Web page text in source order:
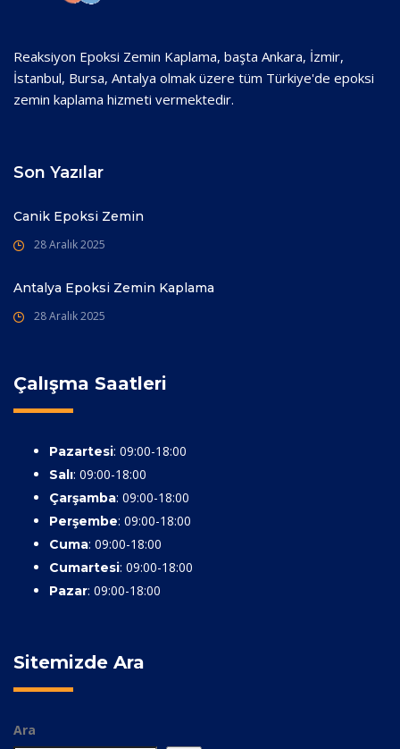
Reaksiyon Epoksi Zemin Kaplama, başta Ankara, İzmir,
İstanbul, Bursa, Antalya olmak üzere tüm Türkiye'de epoksi
zemin kaplama hizmeti vermektedir.
Son Yazılar
Canik Epoksi Zemin
28 Aralık 2025
Antalya Epoksi Zemin Kaplama
28 Aralık 2025
Çalışma Saatleri
Pazartesi: 09:00-18:00
Salı: 09:00-18:00
Çarşamba: 09:00-18:00
Perşembe: 09:00-18:00
Cuma: 09:00-18:00
Cumartesi: 09:00-18:00
Pazar: 09:00-18:00
Sitemizde Ara
Ara